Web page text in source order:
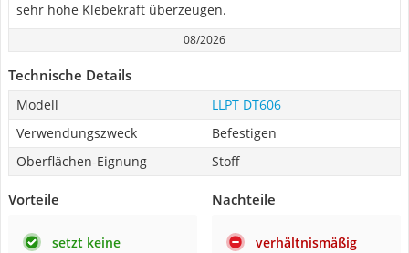
sehr hohe Klebekraft überzeugen.
08/2026
Technische Details
Modell
LLPT DT606
Verwendungszweck
Befestigen
Oberflächen-Eignung
Stoff
Vorteile
setzt keine
Nachteile
verhältnismäßig